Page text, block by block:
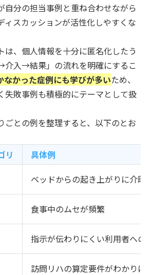
自分の担当事例と重ね合わせながら
ィスカッションが活性化しやすくな
は、個人情報を十分に匿名化したう
入→結果」の流れを明確にするこ
なかった症例にも学びが多いため、
失敗事例も積極的にテーマとして扱
ごとの例を整理すると、以下のとお
リ
具体例
ベッドからの起き上がりに介助
食事中のムセが頻繁
指示が伝わりにくい利用者への
訪問リハの算定要件がわかりに